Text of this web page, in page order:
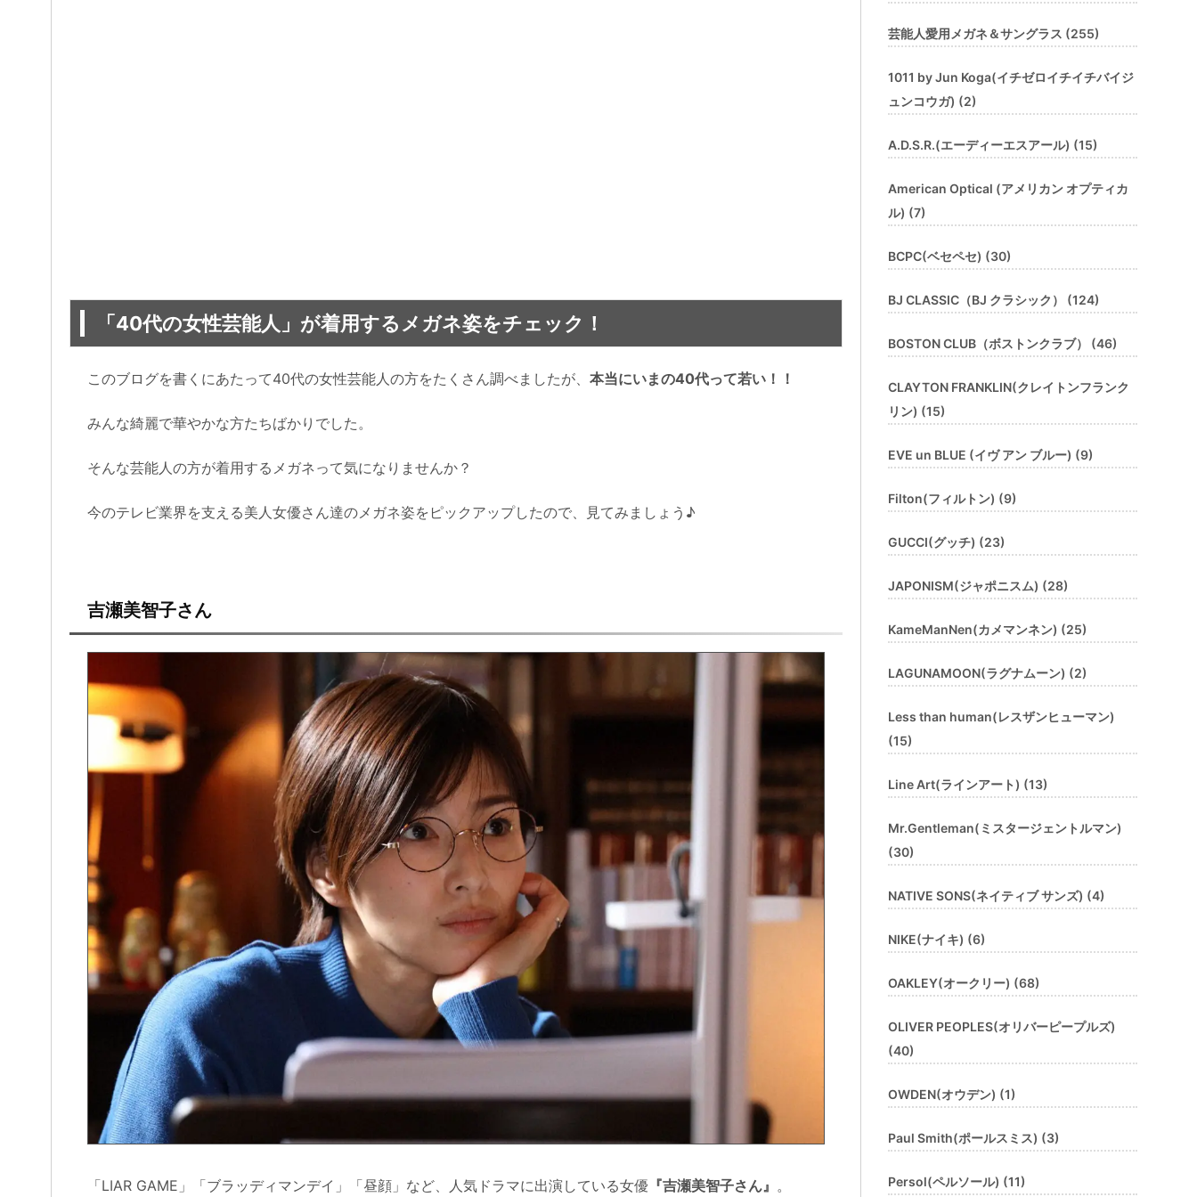
「40代の女性芸能人」が着用するメガネ姿をチェック！
このブログを書くにあたって40代の女性芸能人の方をたくさん調べましたが、 本当にいまの40代って若い！！
みんな綺麗で華やかな方たちばかりでした。
そんな芸能人の方が着用するメガネって気になりませんか？
今のテレビ業界を支える美人女優さん達のメガネ姿をピックアップしたので、見てみましょう♪
吉瀬美智子さん
「LIAR GAME」「ブラッディマンデイ」「昼顔」など、人気ドラマに出演している女優 『吉瀬美智子さん』 。
芸能人愛用メガネ＆サングラス (255)
1011 by Jun Koga(イチゼロイチイチバイジ
ュンコウガ) (2)
A.D.S.R.(エーディーエスアール) (15)
American Optical (アメリカン オプティカ
ル) (7)
BCPC(ベセペセ) (30)
BJ CLASSIC（BJ クラシック） (124)
BOSTON CLUB（ボストンクラブ） (46)
CLAYTON FRANKLIN(クレイトンフランク
リン) (15)
EVE un BLUE (イヴ アン ブルー) (9)
Filton(フィルトン) (9)
GUCCI(グッチ) (23)
JAPONISM(ジャポニスム) (28)
KameManNen(カメマンネン) (25)
LAGUNAMOON(ラグナムーン) (2)
Less than human(レスザンヒューマン)
(15)
Line Art(ラインアート) (13)
Mr.Gentleman(ミスタージェントルマン)
(30)
NATIVE SONS(ネイティブ サンズ) (4)
NIKE(ナイキ) (6)
OAKLEY(オークリー) (68)
OLIVER PEOPLES(オリバーピープルズ)
(40)
OWDEN(オウデン) (1)
Paul Smith(ポールスミス) (3)
Persol(ペルソール) (11)